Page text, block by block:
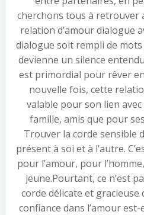
cherchons tous à retrouver
relation d’amour dialogue
dialogue soit rempli de
devienne un silence
est primordial pour rêver
nouvelle fois, cette
valable pour son lien
famille, amis que pour
Trouver la corde sensible
présent à soi et à l’autre.
pour l’amour, pour
jeune.Pourtant, ce n’est
corde délicate et gracieuse
confiance dans l’amour